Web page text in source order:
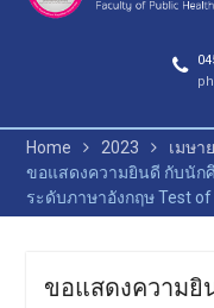
สายสนับส
Author
คำชี้แจงกา
วิจัยสาธาร
ยินดีต้อนรั
ตรวจประเ
ศึกษา 2568
Home 2023 เมษา
ขอแสดงความยินดี กับนัก
ระดับภาษาอังกฤษ Test of
ขอแสดงความ